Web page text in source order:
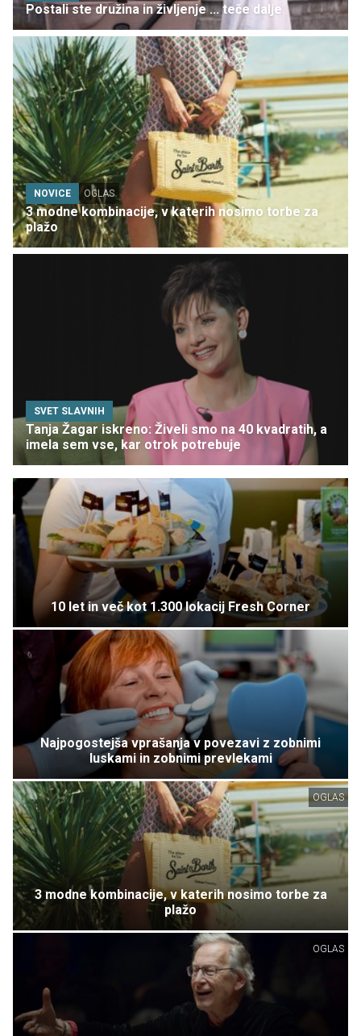
Postali ste družina in življenje ... teče dalje
NOVICE OGLAS
3 modne kombinacije, v katerih nosimo torbe za
plažo
SVET SLAVNIH
Tanja Žagar iskreno: Živeli smo na 40 kvadratih, a
imela sem vse, kar otrok potrebuje
10 let in več kot 1.300 lokacij Fresh Corner
Najpogostejša vprašanja v povezavi z zobnimi
luskami in zobnimi prevlekami
OGLAS
3 modne kombinacije, v katerih nosimo torbe za
plažo
OGLAS